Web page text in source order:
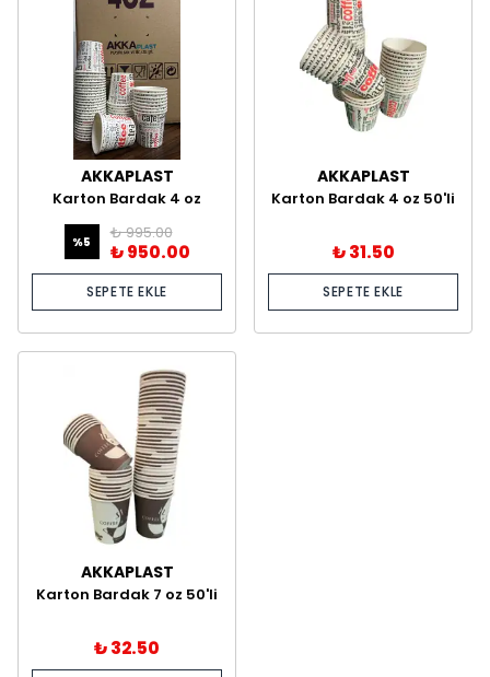
AKKAPLAST
Karton Bardak 4 oz
%5 ₺ 995.00
₺ 950.00
SEPETE EKLE
AKKAPLAST
Karton Bardak 4 oz 50'li
₺ 31.50
SEPETE EKLE
AKKAPLAST
Karton Bardak 7 oz 50'li
₺ 32.50